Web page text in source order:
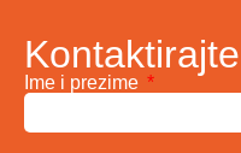
Ime i prezime